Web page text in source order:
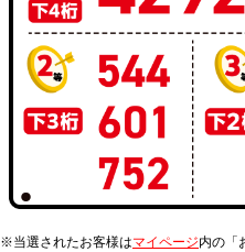
※当選されたお客様はマイページ内の「